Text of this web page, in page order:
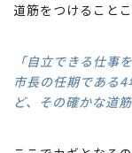
道筋をつけること
「自立できる仕事
市長の任期である
ど、その確かな道